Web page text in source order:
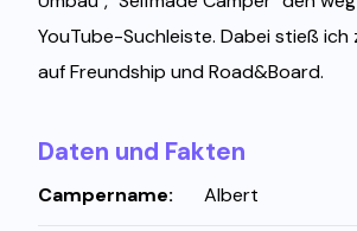
YouTube-Suchleiste. Dabei stieß ich
auf Freundship und Road&Board.
Daten und Fakten
Campername: Albert